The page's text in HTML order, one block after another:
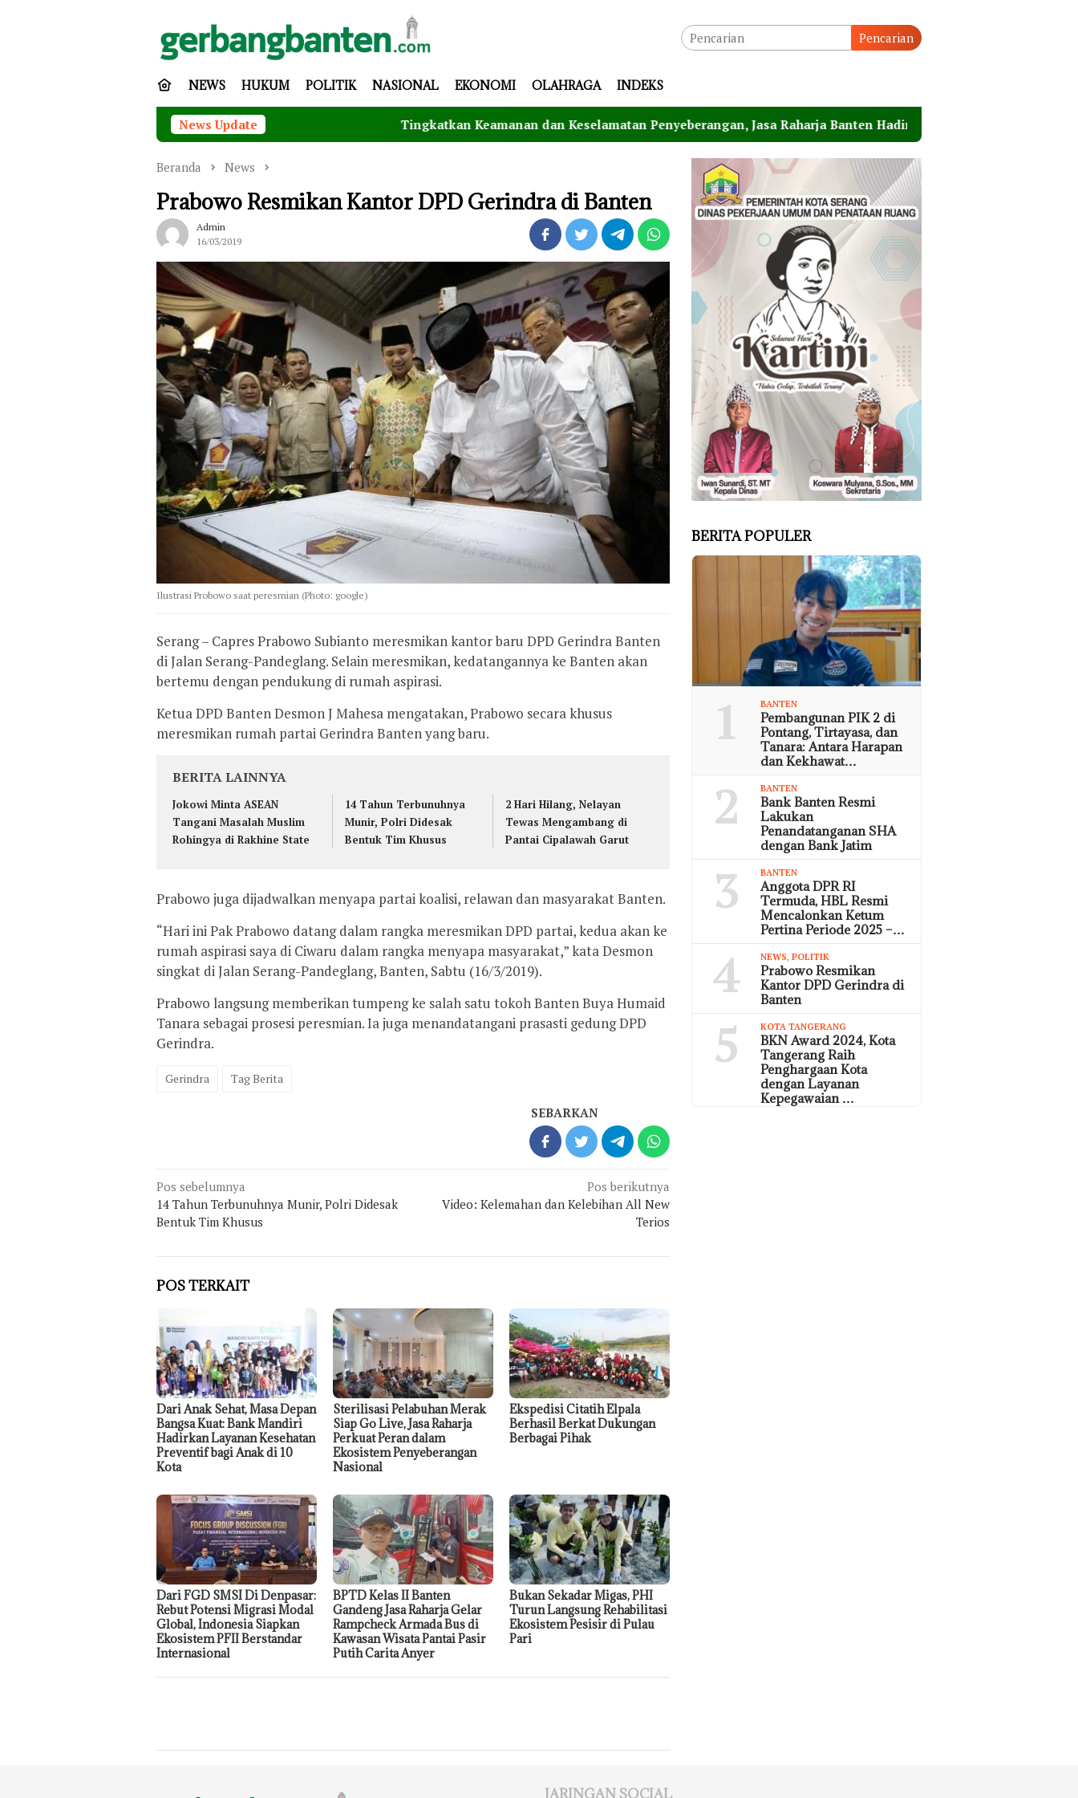
Pencarian
NEWS HUKUM POLITIK NASIONAL EKONOMI OLAHRAGA INDEKS
News Update Tingkatkan Keamanan dan Keselamatan Penyeberangan, Jasa Raharja Banten Hadiri Peresmian Sterilisasi Pelabuhan
Beranda News
Prabowo Resmikan Kantor DPD Gerindra di Banten
Admin
16/03/2019
Ilustrasi Probowo saat peresmian (Photo: google)
Serang – Capres Prabowo Subianto meresmikan kantor baru DPD Gerindra Banten
di Jalan Serang-Pandeglang. Selain meresmikan, kedatangannya ke Banten akan
bertemu dengan pendukung di rumah aspirasi.
Ketua DPD Banten Desmon J Mahesa mengatakan, Prabowo secara khusus
meresmikan rumah partai Gerindra Banten yang baru.
BERITA LAINNYA
Jokowi Minta ASEAN
Tangani Masalah Muslim
Rohingya di Rakhine State
14 Tahun Terbunuhnya
Munir, Polri Didesak
Bentuk Tim Khusus
2 Hari Hilang, Nelayan
Tewas Mengambang di
Pantai Cipalawah Garut
Prabowo juga dijadwalkan menyapa partai koalisi, relawan dan masyarakat Banten.
“Hari ini Pak Prabowo datang dalam rangka meresmikan DPD partai, kedua akan ke
rumah aspirasi saya di Ciwaru dalam rangka menyapa masyarakat,” kata Desmon
singkat di Jalan Serang-Pandeglang, Banten, Sabtu (16/3/2019).
Prabowo langsung memberikan tumpeng ke salah satu tokoh Banten Buya Humaid
Tanara sebagai prosesi peresmian. Ia juga menandatangani prasasti gedung DPD
Gerindra.
Gerindra Tag Berita
SEBARKAN
Navigasi
pos
Pos sebelumnya
14 Tahun Terbunuhnya Munir, Polri Didesak
Bentuk Tim Khusus
Pos berikutnya
Video: Kelemahan dan Kelebihan All New
Terios
POS TERKAIT
Dari Anak Sehat, Masa Depan
Bangsa Kuat: Bank Mandiri
Hadirkan Layanan Kesehatan
Preventif bagi Anak di 10
Kota
Sterilisasi Pelabuhan Merak
Siap Go Live, Jasa Raharja
Perkuat Peran dalam
Ekosistem Penyeberangan
Nasional
Ekspedisi Citatih Elpala
Berhasil Berkat Dukungan
Berbagai Pihak
Dari FGD SMSI Di Denpasar:
Rebut Potensi Migrasi Modal
Global, Indonesia Siapkan
Ekosistem PFII Berstandar
Internasional
BPTD Kelas II Banten
Gandeng Jasa Raharja Gelar
Rampcheck Armada Bus di
Kawasan Wisata Pantai Pasir
Putih Carita Anyer
Bukan Sekadar Migas, PHI
Turun Langsung Rehabilitasi
Ekosistem Pesisir di Pulau
Pari
BERITA POPULER
1 BANTEN
Pembangunan PIK 2 di
Pontang, Tirtayasa, dan
Tanara: Antara Harapan
dan Kekhawat…
2 BANTEN
Bank Banten Resmi
Lakukan
Penandatanganan SHA
dengan Bank Jatim
3 BANTEN
Anggota DPR RI
Termuda, HBL Resmi
Mencalonkan Ketum
Pertina Periode 2025 –…
4 NEWS,POLITIK
Prabowo Resmikan
Kantor DPD Gerindra di
Banten
5 KOTA TANGERANG
BKN Award 2024, Kota
Tangerang Raih
Penghargaan Kota
dengan Layanan
Kepegawaian …
JARINGAN SOCIAL